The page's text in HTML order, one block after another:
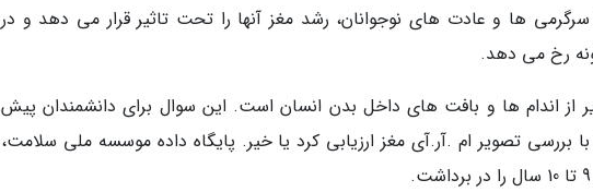
سرگرمی ها و عادت های نوجوانان، رشد مغز آنها را تحت تاثیر قرار می دهد و در
رخ می دهد.
از اندام ها و بافت های داخل بدن انسان است. این سوال برای دانشمندان پیش
تصویر ام .آر.آی مغز ارزیابی کرد یا خیر. پایگاه داده موسسه ملی سلامت،